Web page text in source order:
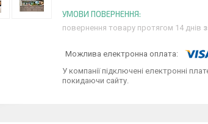
повернення товару протягом 14 днів
У компанії підключені електронні
покидаючи сайту.